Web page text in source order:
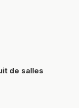
de salles